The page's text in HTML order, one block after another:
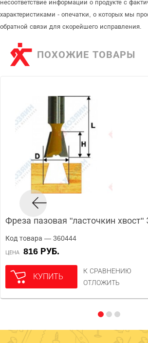
несоответствие информации о продукте с
характеристиками - опечатки, о которых мы
обратной связи для скорейшего исправления.
ПОХОЖИЕ ТОВАРЫ
Фреза пазовая "ласточкин хвост"
Код товара — 360444
ЦЕНА 816 РУБ.
КУПИТЬ
К СРАВНЕНИЮ
ОТЛОЖИТЬ